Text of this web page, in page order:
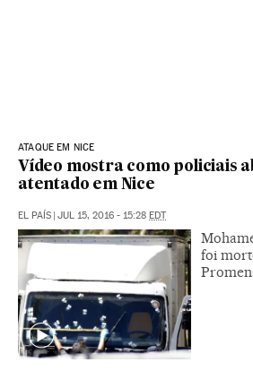
ATAQUE EM NICE
Vídeo mostra como policiais
atentado em Nice
EL PAÍS | JUL 15, 2016 - 15:28 EDT
foi